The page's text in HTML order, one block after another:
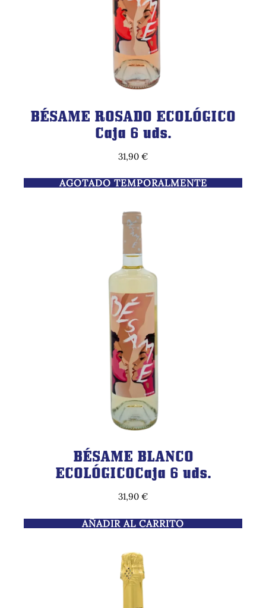
BÉSAME ROSADO ECOLÓGICO
Caja 6 uds.
31,90 €
AGOTADO TEMPORALMENTE
BÉSAME BLANCO
ECOLÓGICOCaja 6 uds.
31,90 €
AÑADIR AL CARRITO